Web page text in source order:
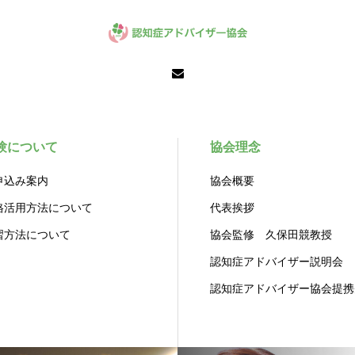
について
込み案内
活用方法について
方法について
協会理念
協会概要
代表挨拶
協会監修 久保田競教授
認知症アドバイザー説明会
認知症アドバイザー協会提